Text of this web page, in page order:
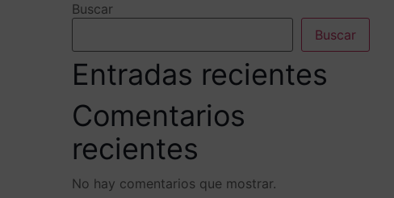
Buscar
Buscar
Entradas recientes
Comentarios
recientes
No hay comentarios que mostrar.